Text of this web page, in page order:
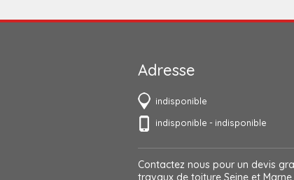
Adresse
indisponible
indisponible - indisponible
Contactez nous pour un devis
travaux de toiture Seine et Marne